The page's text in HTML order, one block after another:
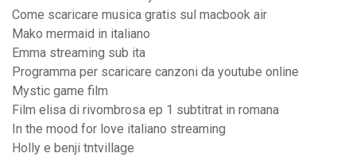
Come scaricare musica gratis sul macbook air
Mako mermaid in italiano
Emma streaming sub ita
Programma per scaricare canzoni da youtube online
Mystic game film
Film elisa di rivombrosa ep 1 subtitrat in romana
In the mood for love italiano streaming
Holly e benji tntvillage